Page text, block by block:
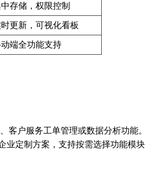
存储，权限控制
更新，可视化看板
端全功能支持
户服务工单管理或数据分析功能
定制方案，支持按需选择功能模块